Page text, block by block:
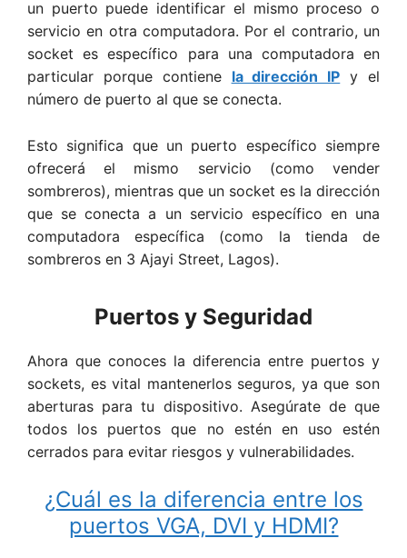
un puerto puede identificar el mismo proceso o
servicio en otra computadora. Por el contrario, un
socket es específico para una computadora en
particular porque contiene la dirección IP y el
número de puerto al que se conecta.
Esto significa que un puerto específico siempre
ofrecerá el mismo servicio (como vender
sombreros), mientras que un socket es la dirección
que se conecta a un servicio específico en una
computadora específica (como la tienda de
sombreros en 3 Ajayi Street, Lagos).
Puertos y Seguridad
Ahora que conoces la diferencia entre puertos y
sockets, es vital mantenerlos seguros, ya que son
aberturas para tu dispositivo. Asegúrate de que
todos los puertos que no estén en uso estén
cerrados para evitar riesgos y vulnerabilidades.
¿Cuál es la diferencia entre los
puertos VGA, DVI y HDMI?